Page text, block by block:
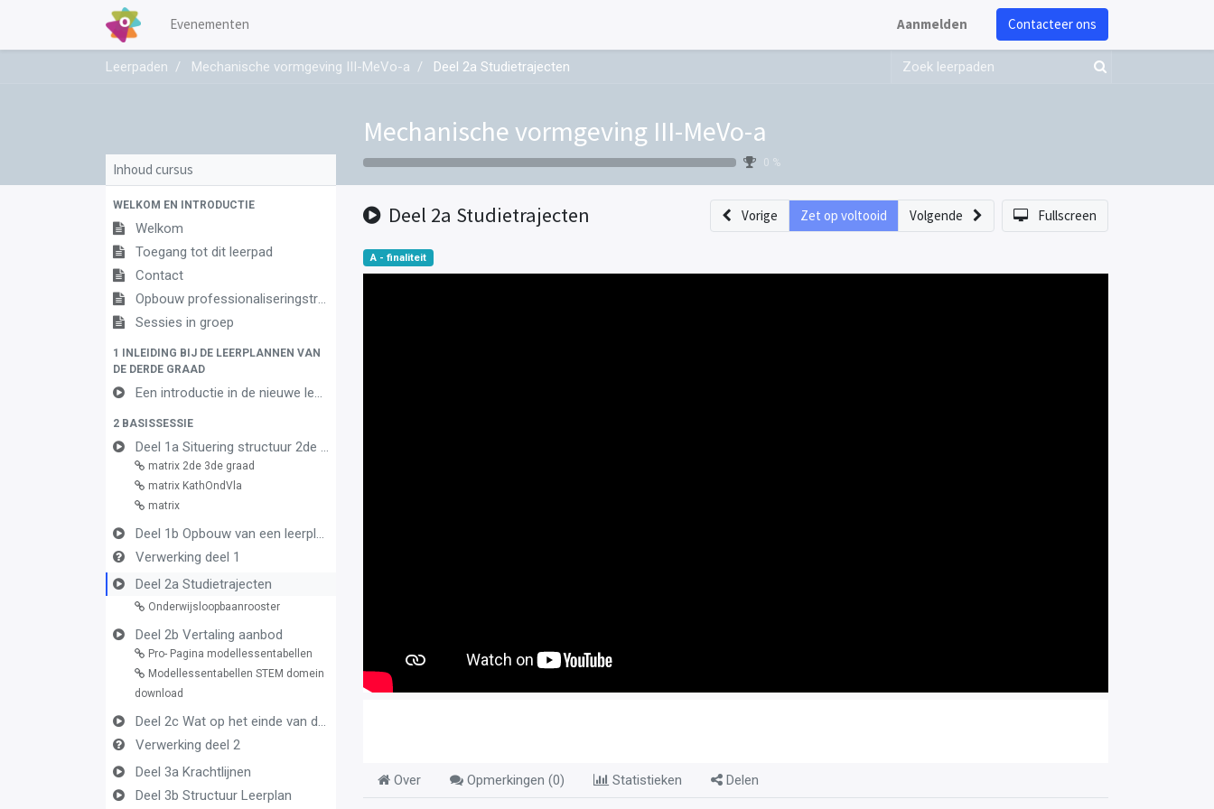
Evenementen Aanmelden Contacteer ons
Leerpaden Mechanische vormgeving III-MeVo-a Deel 2a Studietrajecten
Mechanische vormgeving III-MeVo-a
0 %
Inhoud cursus
WELKOM EN INTRODUCTIE
Welkom
Toegang tot dit leerpad
Contact
Opbouw professionaliseringstraject
Sessies in groep
1 INLEIDING BIJ DE LEERPLANNEN VAN
DE DERDE GRAAD
Een introductie in de nieuwe leerplannen van de derde graad
2 BASISSESSIE
Deel 1a Situering structuur 2de en 3de graad
matrix 2de 3de graad
matrix KathOndVla
matrix
Deel 1b Opbouw van een leerplan vormingsconcept
Verwerking deel 1
Deel 2a Studietrajecten
Onderwijsloopbaanrooster
Deel 2b Vertaling aanbod
Pro- Pagina modellessentabellen
Modellessentabellen STEM domein
download
Deel 2c Wat op het einde van de graad
Verwerking deel 2
Deel 3a Krachtlijnen
Deel 3b Structuur Leerplan
Deel 2a Studietrajecten Vorige Zet op voltooid Volgende Fullscreen
A - finaliteit
Over Opmerkingen (0) Statistieken Delen